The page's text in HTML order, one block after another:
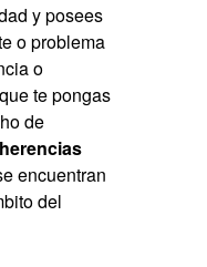
y posees
o problema
o
te pongas
de
encuentran
del